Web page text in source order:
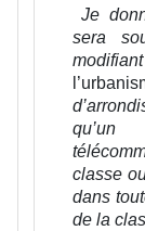
Je
sera
qu’un
classe
dans
de la